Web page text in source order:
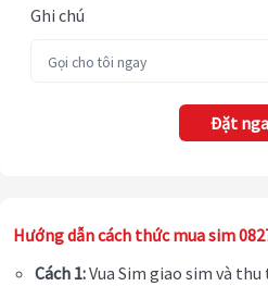
Ghi chú
Đặt
Hướng dẫn cách thức mua sim
Cách 1:Vua Sim giao sim và